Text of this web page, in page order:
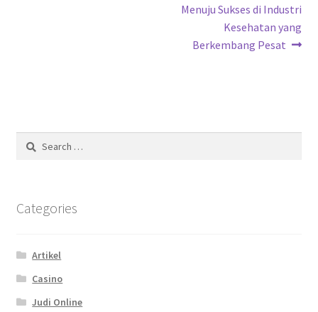
Menuju Sukses di Industri
Kesehatan yang
Berkembang Pesat
Search
Categories
Artikel
Casino
Judi Online